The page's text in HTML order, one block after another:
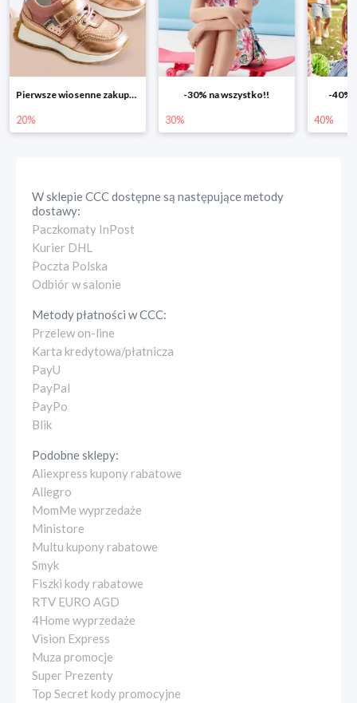
-30% na wszystko!!
30%
-40% na drugą sztukę
40% 25%
W sklepieCCCdostępne są następujące metody
dostawy:
Paczkomaty InPost
Kurier DHL
Poczta Polska
Odbiór w salonie
Metody płatności wCCC:
Przelew on-line
Karta kredytowa/płatnicza
PayU
PayPal
PayPo
Blik
Podobne sklepy:
Aliexpress kupony rabatowe
Allegro
MomMe wyprzedaże
Ministore
Multu kupony rabatowe
Smyk
Fiszki kody rabatowe
RTV EURO AGD
4Home wyprzedaże
Vision Express
Muza promocje
Super Prezenty
Top Secret kody promocyjne